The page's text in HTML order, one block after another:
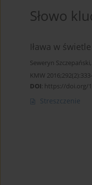
Słowo
Iława w
Seweryn Szczepański,
KMW
DOI: https://doi.org/
Streszczenie